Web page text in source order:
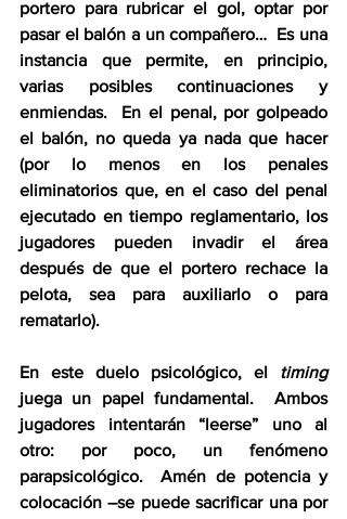
portero para rubricar el gol, optar por
pasar el balón a un compañero…  Es una
instancia que permite, en principio,
varias posibles continuaciones y
enmiendas.  En el penal, por golpeado
el balón, no queda ya nada que hacer
(por lo menos en los penales
eliminatorios que, en el caso del penal
ejecutado en tiempo reglamentario, los
jugadores pueden invadir el área
después de que el portero rechace la
pelota, sea para auxiliarlo o para
rematarlo).
En este duelo psicológico, el timing
juega un papel fundamental.  Ambos
jugadores intentarán “leerse” uno al
otro: por poco, un fenómeno
parapsicológico.  Amén de potencia y
colocación –se puede sacrificar una por